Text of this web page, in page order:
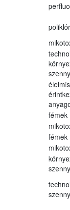
fémek
fémek